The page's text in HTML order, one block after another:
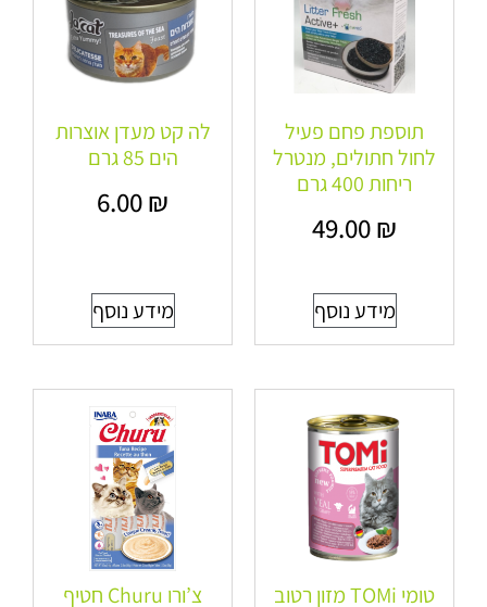
תוספת פחם פעיל
לחול חתולים, מנטרל
ריחות 400 גרם
49.00₪
מידע נוסף
לה קט מעדן אוצרות
הים 85 גרם
6.00₪
מידע נוסף
טומי TOMi מזון רטוב
צ’ורו Churu חטיף